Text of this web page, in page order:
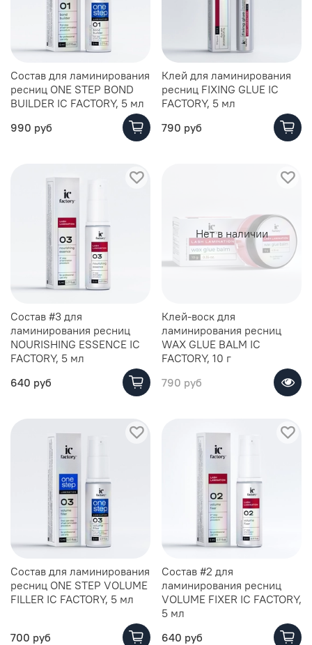
Состав для ламинирования
ресниц ONE STEP BOND
BUILDER IC FACTORY, 5 мл
990 руб
Клей для ламинирования
ресниц FIXING GLUE IC
FACTORY, 5 мл
790 руб
Состав #3 для
ламинирования ресниц
NOURISHING ESSENCE IC
FACTORY, 5 мл
640 руб
Нет в наличии
Клей-воск для
ламинирования ресниц
WAX GLUE BALM IC
FACTORY, 10 г
790 руб
Состав для ламинирования
ресниц ONE STEP VOLUME
FILLER IC FACTORY, 5 мл
700 руб
Состав #2 для
ламинирования ресниц
VOLUME FIXER IC FACTORY,
5 мл
640 руб